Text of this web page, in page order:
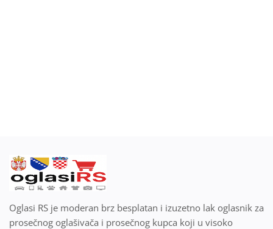
Oglasi RS je moderan brz besplatan i izuzetno lak oglasnik za
prosečnog oglašivača i prosečnog kupca koji u visoko